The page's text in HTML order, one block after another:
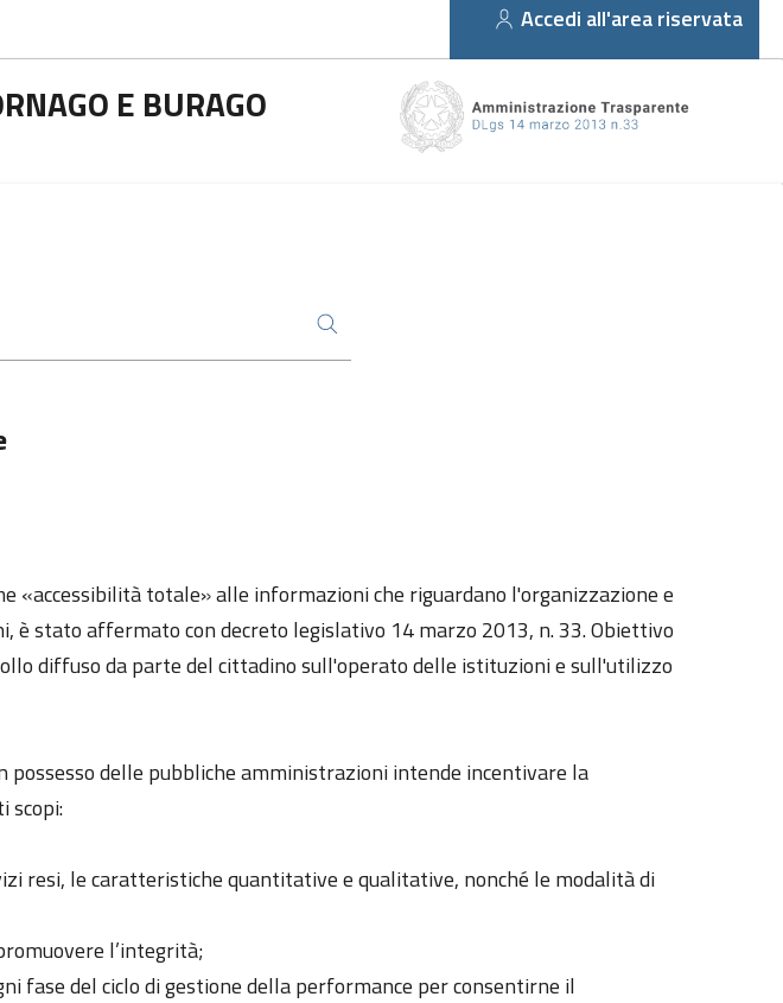
Accedi all'area riservata
E BURAGO
«accessibilità totale» alle informazioni che riguardano l'organizzazione e
stato affermato con decreto legislativo 14 marzo 2013, n. 33. Obiettivo
diffuso da parte del cittadino sull'operato delle istituzioni e sull'utilizzo
possesso delle pubbliche amministrazioni intende incentivare la
scopi:
resi, le caratteristiche quantitative e qualitative, nonché le modalità di
l’integrità;
fase del ciclo di gestione della performance per consentirne il